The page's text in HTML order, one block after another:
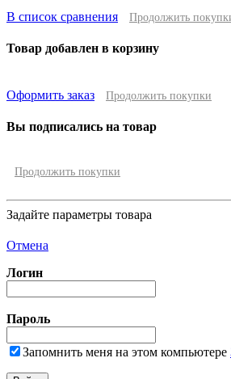
В список сравнения Продолжить
Товар добавлен в корзину
Оформить заказ Продолжить покупки
Вы подписались на товар
Продолжить покупки
Задайте параметры товара
Отмена
Логин
Пароль
Запомнить меня на этом компьютере